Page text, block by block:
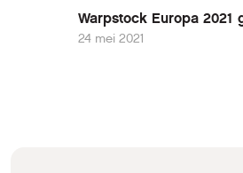
Warpstock Europa 2021
24 mei 2021